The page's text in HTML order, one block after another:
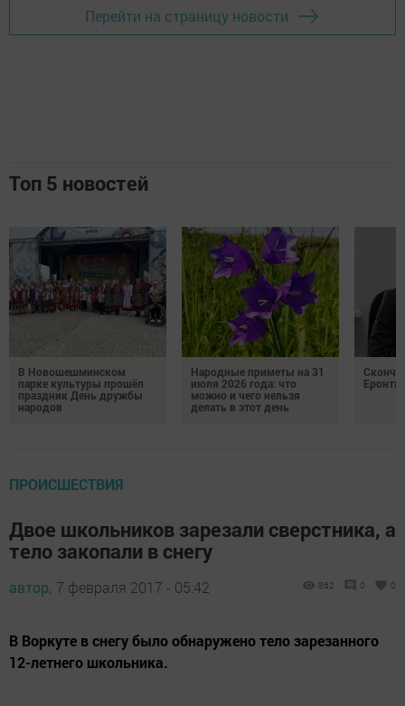
Перейти на страницу новости
Топ 5 новостей
В Новошешминском
парке культуры прошёл
праздник День дружбы
народов
Народные приметы на 31
июля 2026 года: что
можно и чего нельзя
делать в этот день
ПРОИСШЕСТВИЯ
Двое школьников зарезали сверстника, а
тело закопали в снегу
автор, 7 февраля 2017 - 05:42 862 0 0
В Воркуте в снегу было обнаружено тело зарезанного
12-летнего школьника.